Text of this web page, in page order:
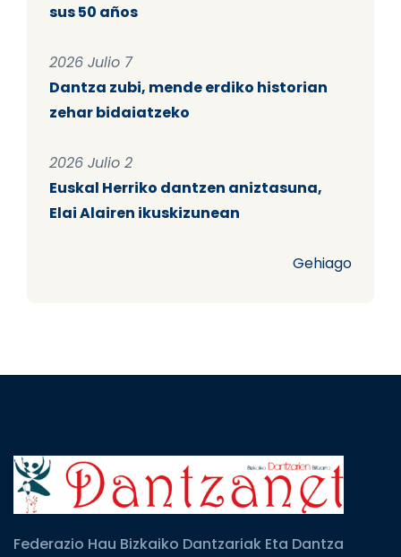
sus 50 años
2026 Julio 7
Dantza zubi, mende erdiko historian
zehar bidaiatzeko
2026 Julio 2
Euskal Herriko dantzen aniztasuna,
Elai Alairen ikuskizunean
Gehiago
Federazio Hau Bizkaiko Dantzariak Eta Dantza